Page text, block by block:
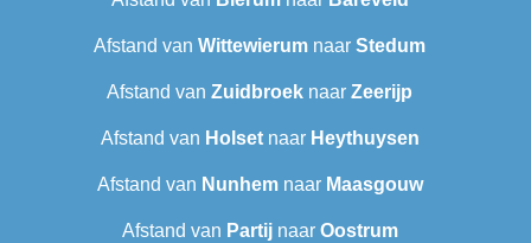
Afstand van Wittewierum naar Stedum
Afstand van Zuidbroek naar Zeerijp
Afstand van Holsetnaar Heythuysen
Afstand van Nunhemnaar Maasgouw
Afstand van Partijnaar Oostrum